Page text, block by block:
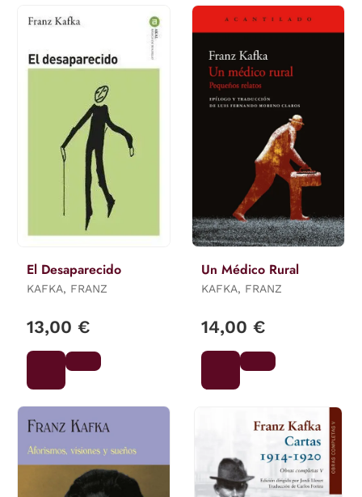
El Desaparecido
KAFKA, FRANZ
13,00 €
Un Médico Rural
KAFKA, FRANZ
14,00 €